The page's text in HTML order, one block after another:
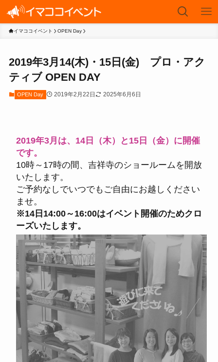
イマココイベント OPEN Day
2019年3月14(木)・15日(金) プロ・アク
ティブ OPEN DAY
OPEN Day 2019年2月22日 2025年6月6日
2019年3月は、14日（木）と15日（金）に開催
です。
10時～17時の間、吉祥寺のショールームを開放
いたします。
ご予約なしでいつでもご自由にお越しください
ませ。
※14日14:00～16:00はイベント開催のためクロ
ーズいたします。